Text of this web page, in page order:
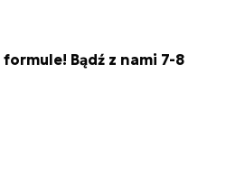
formule! Bądź z nami 7-8